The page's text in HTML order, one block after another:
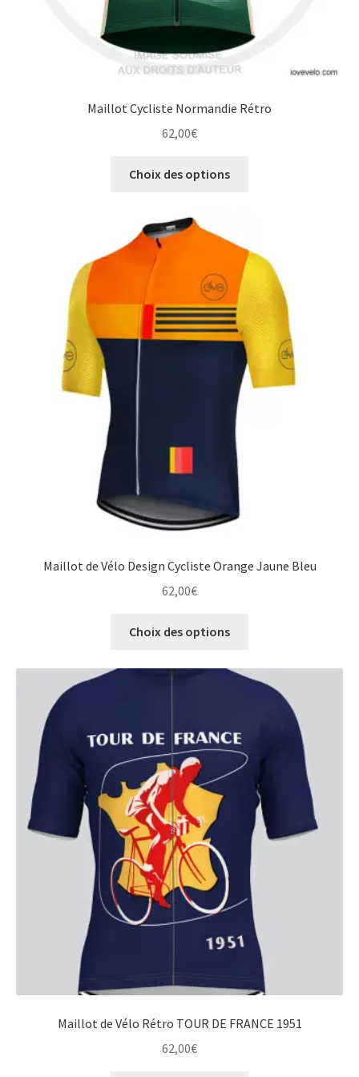
Maillot Cycliste Normandie Rétro
62,00€
Choix des options
variations.
Les
options
peuvent
être
choisies
sur
la
Maillot de Vélo Design Cycliste Orange Jaune Bleu
62,00€
Choix des options
plusieurs
variations.
peuvent
être
choisies
sur
la
page
du
produit
Maillot de Vélo Rétro TOUR DE FRANCE 1951
62,00€